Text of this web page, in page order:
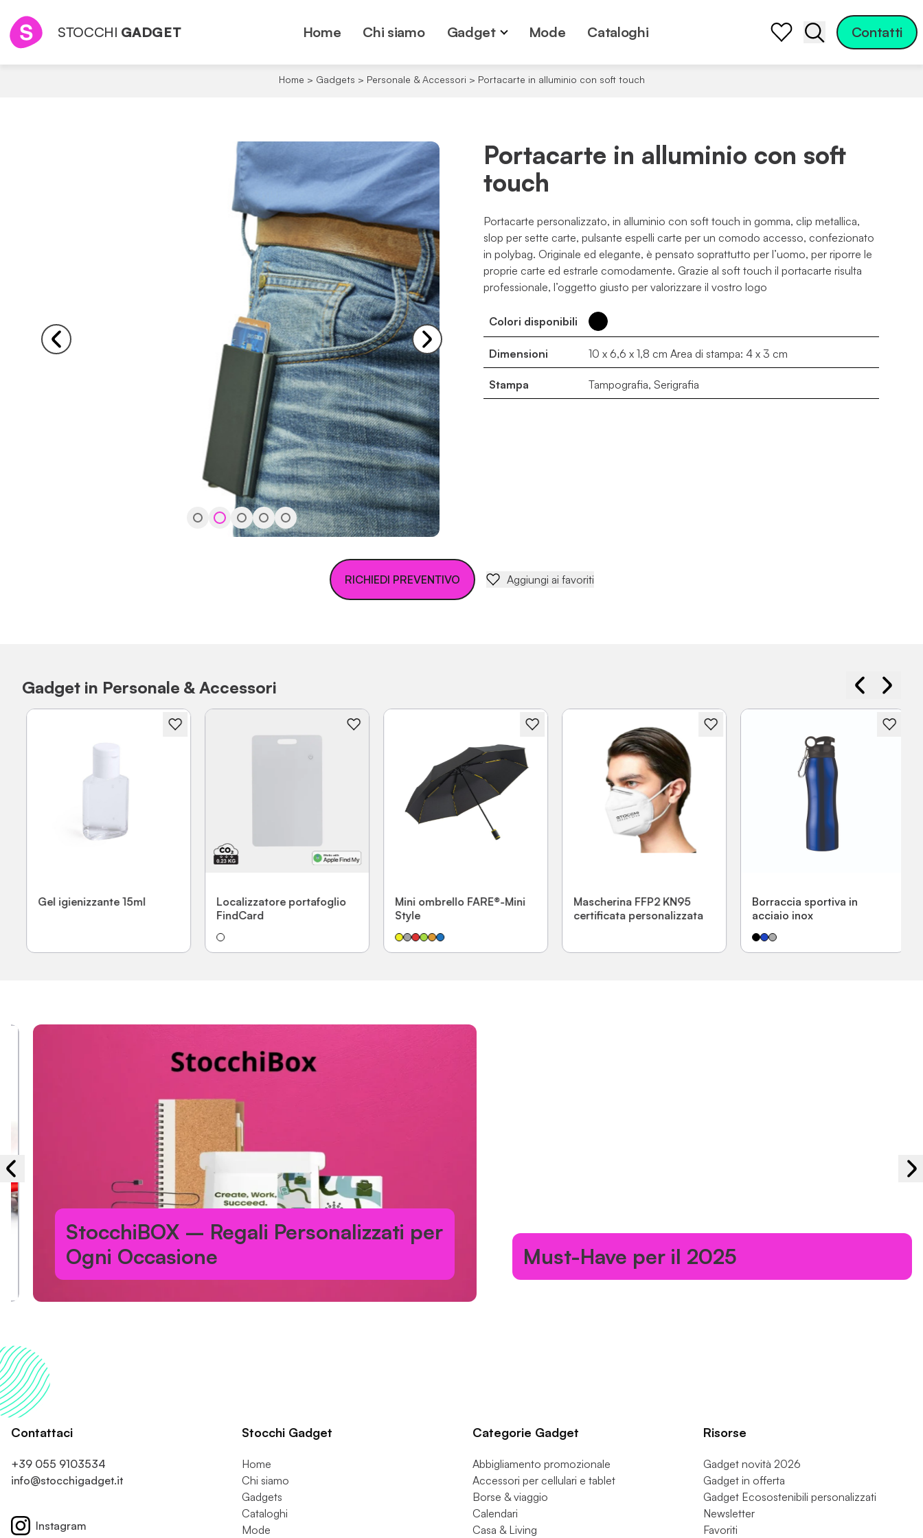
STOCCHI GADGET Home Chi siamo Gadget Mode
Cataloghi
Apri la barra di
Contatti
Home > Gadgets > Personale & Accessori > Portacarte in alluminio con soft touch
Portacarte in alluminio con soft
touch
Portacarte personalizzato, in alluminio con soft touch in gomma, clip metallica,
slop per sette carte, pulsante espelli carte per un comodo accesso, confezionato
in polybag. Originale ed elegante, è pensato soprattutto per l’uomo, per riporre le
proprie carte ed estrarle comodamente. Grazie al soft touch il portacarte risulta
professionale, l’oggetto giusto per valorizzare il vostro logo
Colori disponibili
Dimensioni 10 x 6,6 x 1,8 cm Area di stampa: 4 x 3 cm
Stampa Tampografia, Serigrafia
RICHIEDI PREVENTIVO Aggiungi ai favoriti
Gadget in Personale & Accessori
Gel igienizzante 15ml
Localizzatore portafoglio
FindCard
Mini ombrello FARE®-Mini
Style
Mascherina FFP2 KN95
certificata personalizzata
Borraccia sportiva in
acciaio inox
StocchiBOX – Regali Personalizzati per
Ogni Occasione
Must-Have per il 2025
Contattaci
+39 055 9103534
info@stocchigadget.it
Instagram
Stocchi Gadget
Home
Chi siamo
Gadgets
Cataloghi
Mode
Categorie Gadget
Abbigliamento promozionale
Accessori per cellulari e tablet
Borse & viaggio
Calendari
Casa & Living
Risorse
Gadget novità 2026
Gadget in offerta
Gadget Ecosostenibili personalizzati
Newsletter
Favoriti